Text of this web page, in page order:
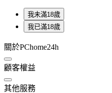
我未滿18歲
我已滿18歲
關於PChome24h
顧客權益
其他服務